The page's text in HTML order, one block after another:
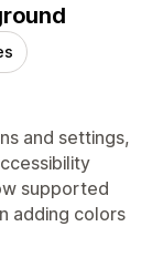
and settings,
supported
adding colors